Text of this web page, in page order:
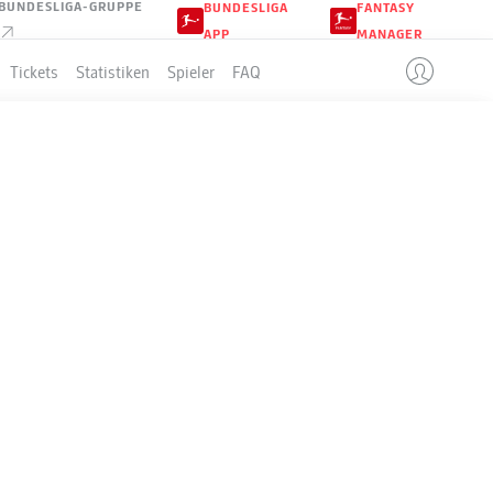
GRUPPE
BUNDESLIGA
APP
FANTASY
MANAGER
Tickets Statistiken Spieler FAQ